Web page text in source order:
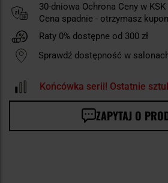
30-dniowa Ochrona Ceny w KSK
Cena spadnie - otrzymasz kupon
Raty 0% dostępne od 300 zł
Sprawdź dostępność w
Końcówka serii! Ostatnie
ZAPYTAJ O